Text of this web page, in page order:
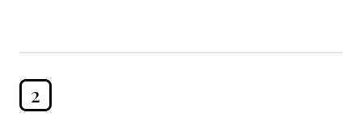
2